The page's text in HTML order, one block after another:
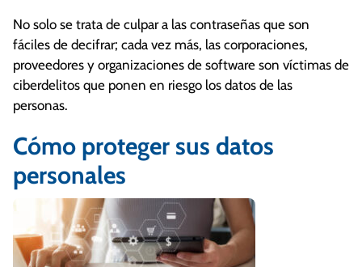
No solo se trata de culpar a las contraseñas que son
fáciles de decifrar; cada vez más, las corporaciones,
proveedores y organizaciones de software son víctimas de
ciberdelitos que ponen en riesgo los datos de las
personas.
Cómo proteger sus datos
personales